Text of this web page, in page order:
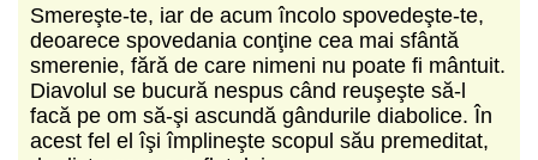
Smereşte-te, iar de acum încolo spovedeşte-te,
deoarece spovedania conţine cea mai sfântă
smerenie, fără de care nimeni nu poate fi mântuit.
Diavolul se bucură nespus când reuşeşte să-l
facă pe om să-şi ascundă gândurile diabolice. În
acest fel el îşi împlineşte scopul său premeditat,